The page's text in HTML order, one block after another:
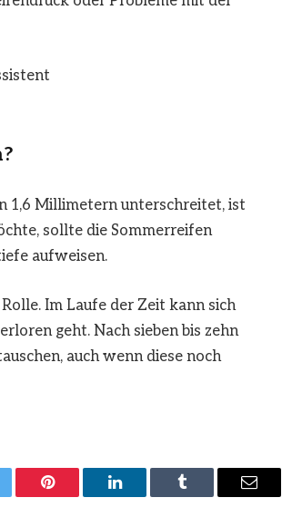
1,6 Millimetern unterschreitet, ist
sollte die Sommerreifen
aufweisen.
Im Laufe der Zeit kann sich
geht. Nach sieben bis zehn
auch wenn diese noch
Pinterest LinkedIn Tumblr Email